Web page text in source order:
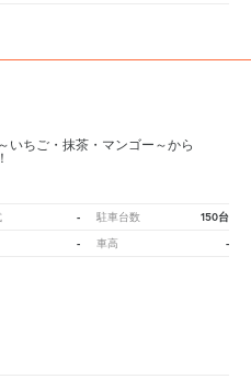
ちご・抹茶・マンゴー～から
- 駐車台数 150台
- 車高 -